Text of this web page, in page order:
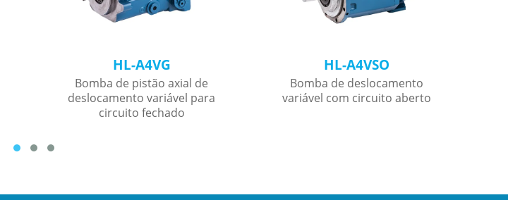
HL-A4VG
Bomba de pistão axial de
deslocamento variável para
circuito fechado
HL-A4VSO
Bomba de deslocamento
variável com circuito aberto